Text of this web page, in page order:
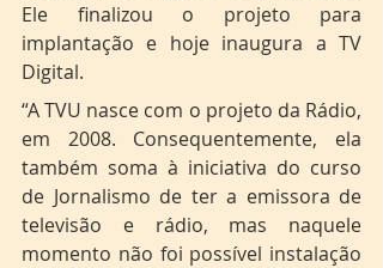
Ele finalizou o projeto para
implantação e hoje inaugura a TV
Digital.
“A TVU nasce com o projeto da Rádio,
em 2008. Consequentemente, ela
também soma à iniciativa do curso
de Jornalismo de ter a emissora de
televisão e rádio, mas naquele
momento não foi possível instalação